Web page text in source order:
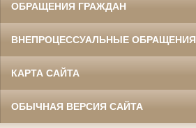
ОБРАЩЕНИЯ ГРАЖДАН
ВНЕПРОЦЕССУАЛЬНЫЕ ОБРАЩЕНИЯ
КАРТА САЙТА
ОБЫЧНАЯ ВЕРСИЯ САЙТА